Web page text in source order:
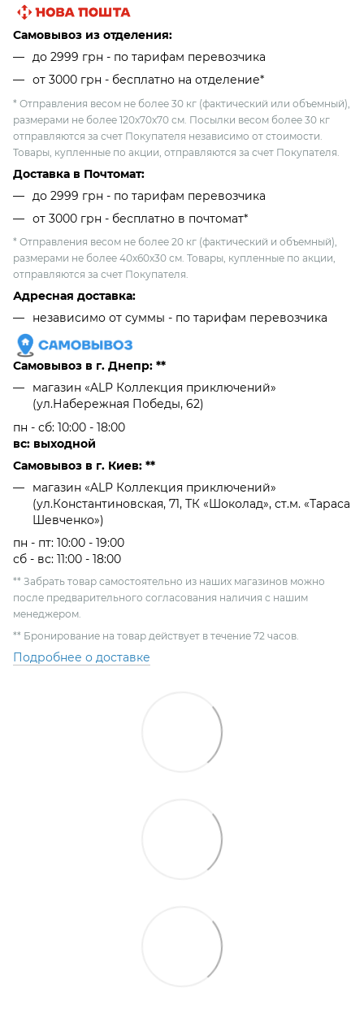
Самовывоз из отделения:
до 2999 грн - по тарифам перевозчика
от 3000 грн - бесплатно на отделение*
* Отправления весом не более 30 кг (фактический или объемный),
размерами не более 120х70х70 см. Посылки весом более 30 кг
отправляются за счет Покупателя независимо от стоимости.
Товары, купленные по акции, отправляются за счет Покупателя.
Доставка в Почтомат:
до 2999 грн - по тарифам перевозчика
от 3000 грн - бесплатно в почтомат*
* Отправления весом не более 20 кг (фактический и объемный),
размерами не более 40х60х30 см. Товары, купленные по акции,
отправляются за счет Покупателя.
Адресная доставка:
независимо от cуммы - по тарифам перевозчика
Самовывоз в г. Днепр: **
магазин «ALP Коллекция приключений»
(ул.Набережная Победы, 62)
пн - сб: 10:00 - 18:00
вс: выходной
Самовывоз в г. Киев: **
магазин «ALP Коллекция приключений»
(ул.Константиновская, 71, ТК «Шоколад», ст.м. «Тараса
Шевченко»)
пн - пт: 10:00 - 19:00
сб - вс: 11:00 - 18:00
** Забрать товар самостоятельно из наших магазинов можно
после предварительного согласования наличия с нашим
менеджером.
** Бронирование на товар действует в течение 72 часов.
Подробнее о доставке